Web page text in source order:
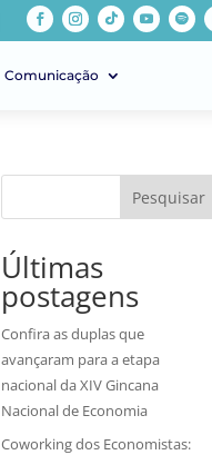
Comunicação
Pesquisar
Últimas
postagens
Confira as duplas que
avançaram para a etapa
nacional da XIV Gincana
Nacional de Economia
Coworking dos Economistas: